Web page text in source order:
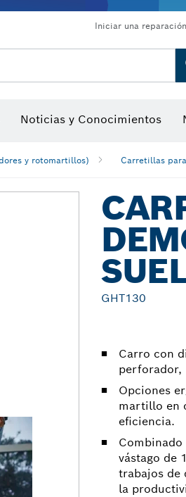
Iniciar una reparación
Noticias y Conocimientos
y rotomartillos) Carretillas
GHT130
Carro con
perforador,
Opciones
martillo en
eficiencia.
vástago de
trabajos de
la